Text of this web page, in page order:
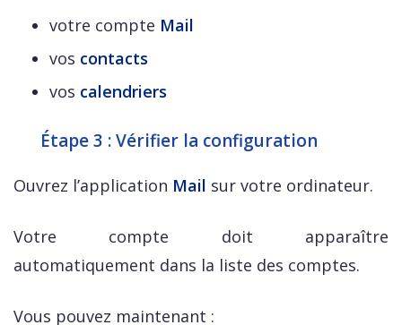
votre compte Mail
vos contacts
vos calendriers
Étape 3 : Vérifier la configuration
Ouvrez l’application Mail sur votre ordinateur.
Votre compte doit apparaître
automatiquement dans la liste des comptes.
Vous pouvez maintenant :